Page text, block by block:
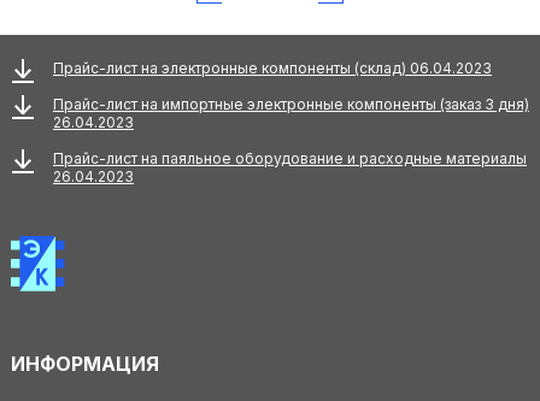
Прайс-лист на электронные компоненты (склад) 06.04.2023
Прайс-лист на импортные электронные компоненты (заказ 3 дня)
26.04.2023
Прайс-лист на паяльное оборудование и расходные материалы
26.04.2023
ИНФОРМАЦИЯ